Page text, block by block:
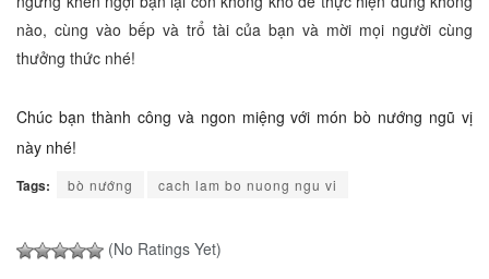
nào, cùng vào bếp và trổ tài của bạn và mời mọi người cùng
thưởng thức nhé!
Chúc bạn thành công và ngon miệng với món bò nướng ngũ vị
này nhé!
Tags: bò nướng cach lam bo nuong ngu vi
(No Ratings Yet)